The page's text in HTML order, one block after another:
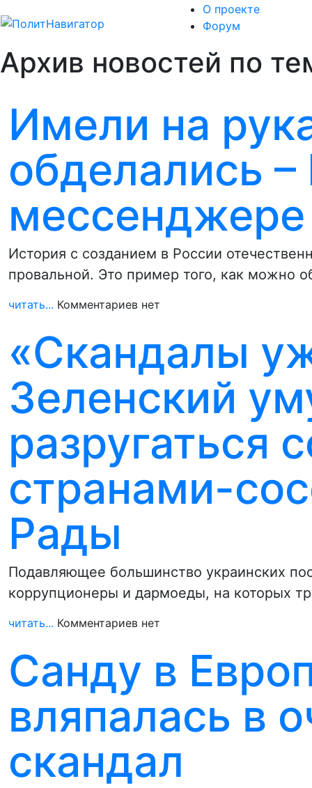
О проекте
Форум
Архив новостей по
Имели на
обделались
История с созданием в России
провальной. Это пример того, как можно
читать... Комментариев нет
«Скандалы
Зеленский
разругаться
странами-
Рады
Подавляющее большинство украинских
коррупционеры и дармоеды, на которых
читать... Комментариев нет
Санду в
вляпалась в
скандал